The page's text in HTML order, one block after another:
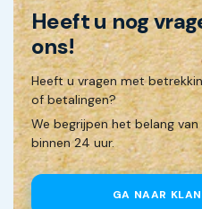
Heeft u nog
ons!
Heeft u vragen met
of betalingen?
We begrijpen het belang
binnen 24 uur.
GA NAAR